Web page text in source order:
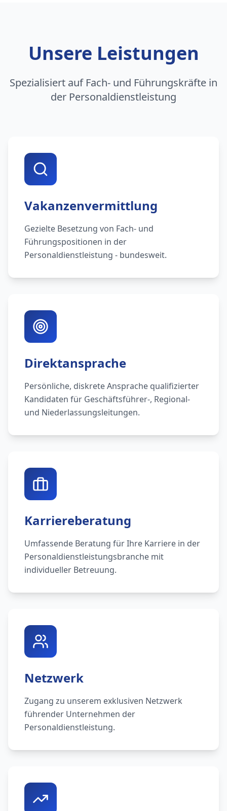
Unsere Leistungen
Spezialisiert auf Fach- und Führungskräfte in
der Personaldienstleistung
Vakanzenvermittlung
Gezielte Besetzung von Fach- und
Führungspositionen in der
Personaldienstleistung - bundesweit.
Direktansprache
Persönliche, diskrete Ansprache qualifizierter
Kandidaten für Geschäftsführer-, Regional-
und Niederlassungsleitungen.
Karriereberatung
Umfassende Beratung für Ihre Karriere in der
Personaldienstleistungsbranche mit
individueller Betreuung.
Netzwerk
Zugang zu unserem exklusiven Netzwerk
führender Unternehmen der
Personaldienstleistung.